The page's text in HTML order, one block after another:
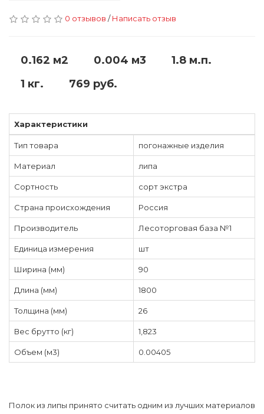
0 отзывов /Написать отзыв
0.162 м2 0.004 м3
1.8 м.п.
1 кг.
769 руб.
Характеристики
Тип товара погонажные изделия
Материал липа
Сортность сорт экстра
Страна происхождения Россия
Производитель Лесоторговая база №1
Единица измерения шт
Ширина (мм) 90
Длина (мм) 1800
Толщина (мм) 26
Вес брутто (кг) 1,823
Объем (м3) 0.00405
Полок из липы принято считать одним из лучших материалов